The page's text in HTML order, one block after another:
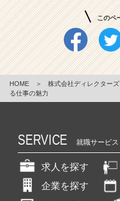
このペ
HOME ＞ 株式会社ディレクターズ
る仕事の魅力
SERVICE 就職サービス
求人を探す
企業を探す